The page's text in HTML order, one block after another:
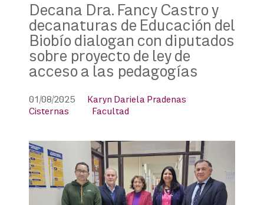
Decana Dra. Fancy Castro y
decanaturas de Educación del
Biobío dialogan con diputados
sobre proyecto de ley de
acceso a las pedagogías
01/08/2025
Karyn Dariela Pradenas
Cisternas
Facultad